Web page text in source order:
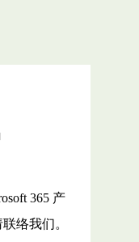
365 产
络我们。